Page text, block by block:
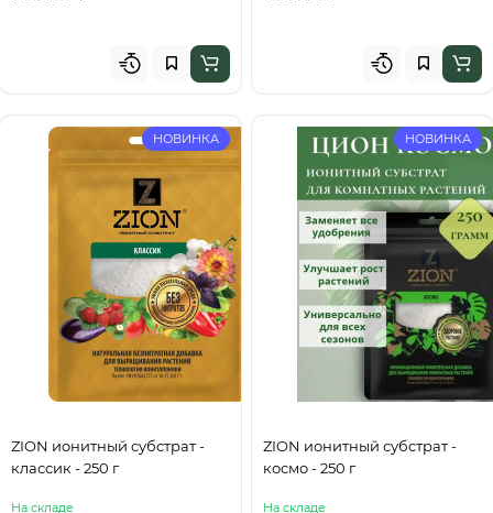
НОВИНКА
ZION ионитный субстрат -
классик - 250 г
На складе
НОВИНКА
ZION ионитный субстрат -
космо - 250 г
На складе